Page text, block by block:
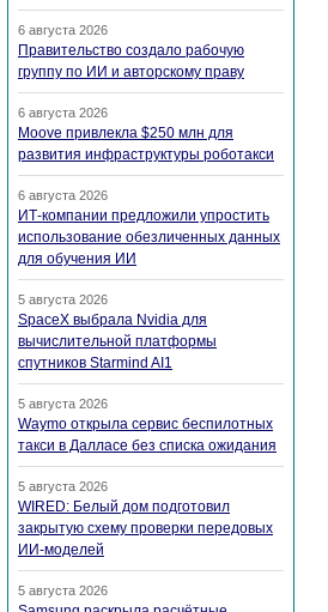
6 августа 2026
Правительство создало рабочую
группу по ИИ и авторскому праву
6 августа 2026
Moove привлекла $250 млн для
развития инфраструктуры роботакси
6 августа 2026
ИТ-компании предложили упростить
использование обезличенных данных
для обучения ИИ
5 августа 2026
SpaceX выбрала Nvidia для
вычислительной платформы
спутников Starmind AI1
5 августа 2026
Waymo открыла сервис беспилотных
такси в Далласе без списка ожидания
5 августа 2026
WIRED: Белый дом подготовил
закрытую схему проверки передовых
ИИ-моделей
5 августа 2026